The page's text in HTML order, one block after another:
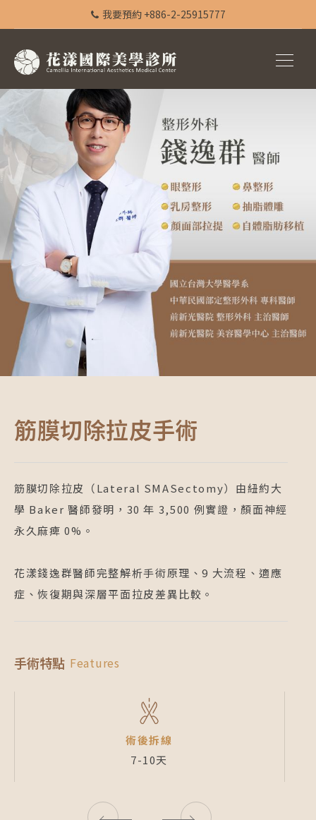
我要預約 +886-2-25915777
筋膜切除拉皮手術
筋膜切除拉皮（Lateral SMASectomy）由紐約大
學 Baker 醫師發明，30 年 3,500 例實證，顏面神經
永久麻痺 0%。
花漾錢逸群醫師完整解析手術原理、9 大流程、適應
症、恢復期與深層平面拉皮差異比較。
手術特點 Features
術後拆線
7-10天